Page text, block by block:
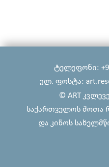
ტელეფონი:
ელ. ფოსტა:
© ART
საქართველოს შოთა
და კინოს